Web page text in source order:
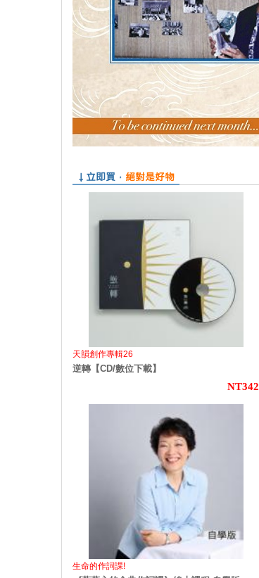
天韻創作專輯26
逆轉【CD/數位下載】
NT342
生命的作詞課!